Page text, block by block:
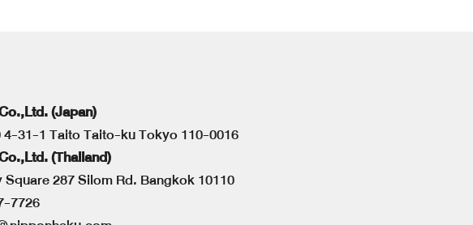
(Japan)
4-31-1 Taito Taito-ku Tokyo 110-0016
(Thailand)
287 Silom Rd. Bangkok 10110
7726